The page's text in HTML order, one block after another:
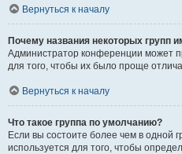
Вернуться к началу
Почему названия некоторых групп
Администратор конференции может
для того, чтобы их было проще
Вернуться к началу
Что такое группа по умолчанию?
Если вы состоите более чем в одной
используется для того, чтобы